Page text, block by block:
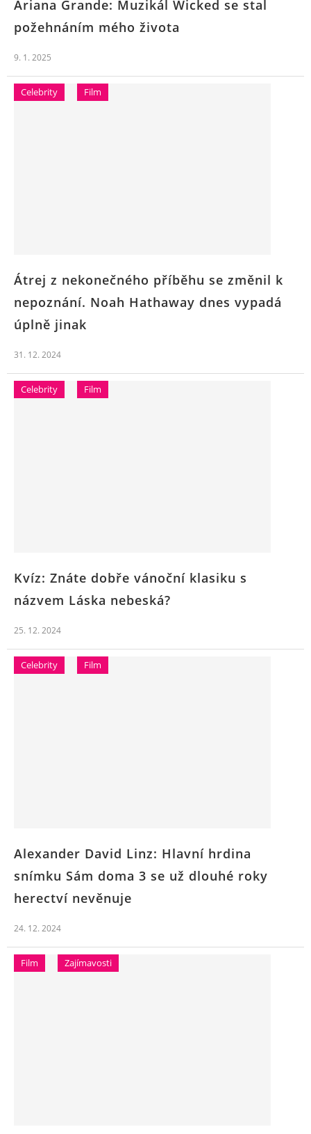
Ariana Grande: Muzikál Wicked se stal
požehnáním mého života
9. 1. 2025
Celebrity Film
Átrej z nekonečného příběhu se změnil k
nepoznání. Noah Hathaway dnes vypadá
úplně jinak
31. 12. 2024
Celebrity Film
Kvíz: Znáte dobře vánoční klasiku s
názvem Láska nebeská?
25. 12. 2024
Celebrity Film
Alexander David Linz: Hlavní hrdina
snímku Sám doma 3 se už dlouhé roky
herectví nevěnuje
24. 12. 2024
Film Zajímavosti